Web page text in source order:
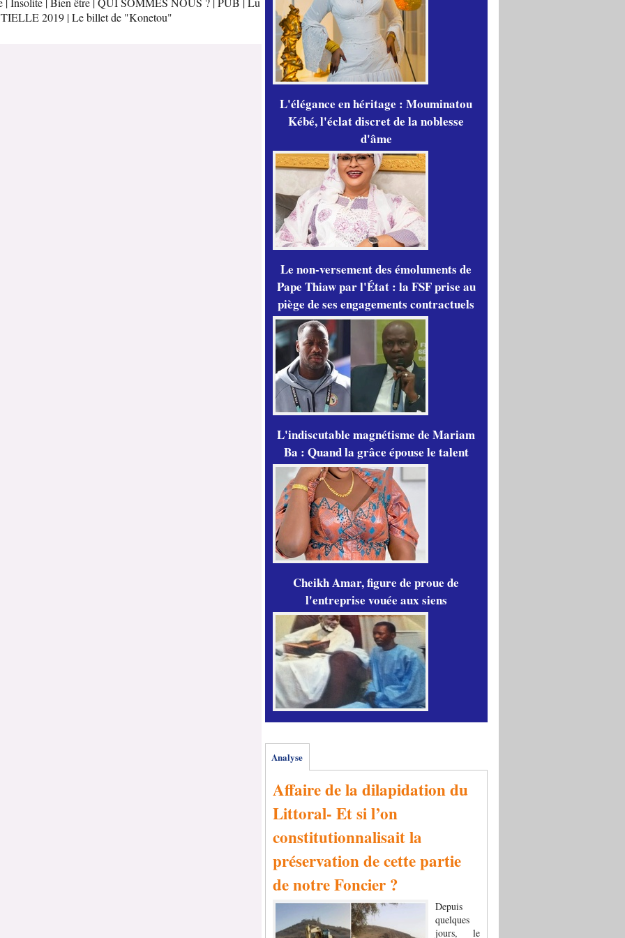
2019 |Le billet de "Konetou"
L'élégance en héritage : Mouminatou
Kébé, l'éclat discret de la noblesse
d'âme
Le non-versement des émoluments de
Pape Thiaw par l'État : la FSF prise au
piège de ses engagements contractuels
L'indiscutable magnétisme de Mariam
Ba : Quand la grâce épouse le talent
Cheikh Amar, figure de proue de
l'entreprise vouée aux siens
Analyse
Affaire de la dilapidation du
Littoral- Et si l’on
constitutionnalisait la
préservation de cette partie
de notre Foncier ?
Depuis
quelques
jours, le